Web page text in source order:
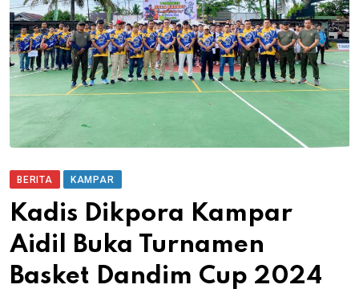
BERITA KAMPAR
Kadis Dikpora Kampar
Aidil Buka Turnamen
Basket Dandim Cup 2024